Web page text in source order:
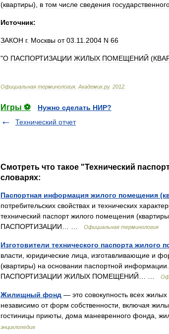
(квартиры), в том числе сведения
Источник:
ЗАКОН г. Москвы от 03 11 2004 N 66
"О ПАСПОРТИЗАЦИИ ЖИЛЫХ ПОМЕЩЕНИЙ (
Официальная терминология Академик.ру. 2012
Игры ⚽
Нужно сделать НИР?
Технический отчет
Смотреть что такое "Технический
словарях:
Паспортная информация жилого помещения
потребительских свойствах и технических
технический паспорт жилого помещения
ПАСПОРТИЗАЦИИ… …
Официальная терминология
Изготовители технического паспорта жилого
власти, юридические лица, изготавливающие и
(квартиры) на основании паспортной
ПАСПОРТИЗАЦИИ ЖИЛЫХ ПОМЕЩЕНИЙ… …
Жилищный фонд — это совокупность всех
независимо от форм собственности, включая
гостиницы приюты, дома маневренного фонда,
энциклопедия